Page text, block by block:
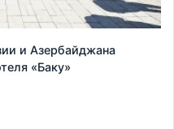
и Азербайджана
«Баку»